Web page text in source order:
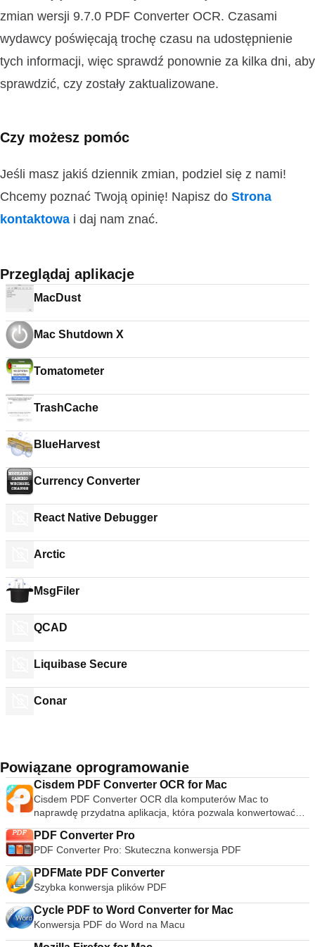
zmian wersji 9.7.0 PDF Converter OCR. Czasami
wydawcy poświęcają trochę czasu na udostępnienie
tych informacji, więc sprawdź ponownie za kilka dni, aby
sprawdzić, czy zostały zaktualizowane.
Czy możesz pomóc
Jeśli masz jakiś dziennik zmian, podziel się z nami!
Chcemy poznać Twoją opinię! Napisz do Strona
kontaktowa i daj nam znać.
Przeglądaj aplikacje
MacDust
Mac Shutdown X
Tomatometer
TrashCache
BlueHarvest
Currency Converter
React Native Debugger
Arctic
MsgFiler
QCAD
Liquibase Secure
Conar
Powiązane oprogramowanie
Cisdem PDF Converter OCR for Mac
Cisdem PDF Converter OCR dla komputerów Mac to
naprawdę przydatna aplikacja, która pozwala konwertować
dowolny natywny plik PDF, zeskanowany plik PDF i
zaszyfrowany plik PDF do formatu edytowalnego i
przeszukiwalnego. Czy to PDF, Word, Tekst, Excel, PPT,
ePub, HTML, Tekst, Rtfd, Strony, Keynote, JPEG, BMP, PNG,
GIF lub TIFF. Cisdem PDF Converter OCR dla komputerów
Mac ma doskonałą technologię OCR, która tworzy kopię,
która zachowuje oryginalny układ i jakość pliku. Aplikacja
zachowuje wszystkie oryginalne formatowanie podczas
konwersji, więc nie ma potrzeby ponownego formatowania
PDF Converter Pro
PDF Converter Pro: Skuteczna konwersja PDF
PDFMate PDF Converter
Szybka konwersja plików PDF
Cycle PDF to Word Converter for Mac
Konwersja PDF do Word na Macu